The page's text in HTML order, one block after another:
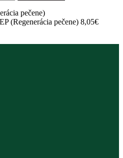
(Regenerácia pečene) 8,05€